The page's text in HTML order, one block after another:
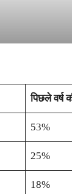
पिछले वर्ष
53%
25%
18%